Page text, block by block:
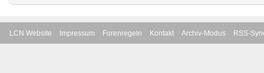
LCN Website Impressum Forenregeln Kontakt Archiv-Modus RSS-